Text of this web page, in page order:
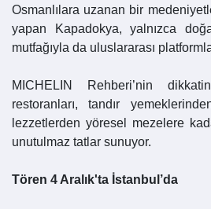
Osmanlılara uzanan bir
yapan Kapadokya, yalnızca
mutfağıyla da uluslararası
MICHELIN Rehberi’nin
restoranları, tandır
lezzetlerden yöresel mezelere
unutulmaz tatlar sunuyor.
Tören 4 Aralık'ta İstanbul’da